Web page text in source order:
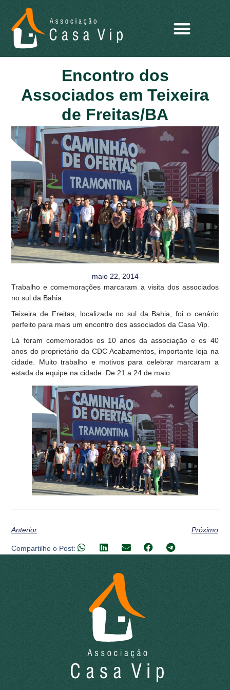
Encontro dos
Associados em Teixeira
de Freitas/BA
maio 22, 2014
Trabalho e comemorações marcaram a visita dos associados
no sul da Bahia.
Teixeira de Freitas, localizada no sul da Bahia, foi o cenário
perfeito para mais um encontro dos associados da Casa Vip.
Lá foram comemorados os 10 anos da associação e os 40
anos do proprietário da CDC Acabamentos, importante loja na
cidade. Muito trabalho e motivos para celebrar marcaram a
estada da equipe na cidade. De 21 a 24 de maio.
Anterior Próximo
Compartilhe o Post: